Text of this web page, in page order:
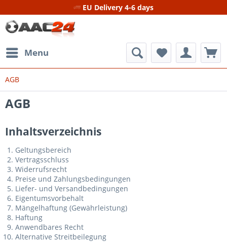
EU Delivery 4-6 days
Menu
AGB
AGB
Inhaltsverzeichnis
Geltungsbereich
Vertragsschluss
Widerrufsrecht
Preise und Zahlungsbedingungen
Liefer- und Versandbedingungen
Eigentumsvorbehalt
Mängelhaftung (Gewährleistung)
Haftung
Anwendbares Recht
Alternative Streitbeilegung